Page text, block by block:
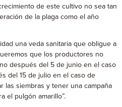
de este cultivo no sea tan
de la plaga como el año
una veda sanitaria que obligue a
que los productores no
después del 5 de junio en el caso
del 15 de julio en el caso de
las siembras y tener una campaña
el pulgón amarillo”.